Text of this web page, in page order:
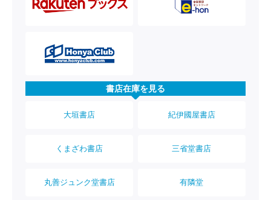
書店在庫を見る
大垣書店 紀伊國屋書店
くまざわ書店 三省堂書店
丸善ジュンク堂書店 有隣堂